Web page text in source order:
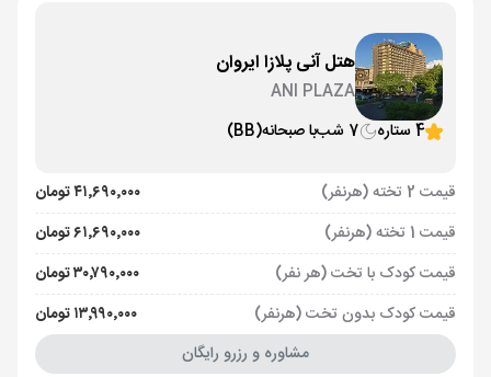
هتل آنی پلازا ایروان
ANI PLAZA
4 ستاره
7 شب با صبحانه(BB)
قیمت 2 تخته (هرنفر)
۴۱٬۶۹۰٬۰۰۰ تومان
قیمت 1 تخته (هرنفر)
۶۱٬۶۹۰٬۰۰۰ تومان
قیمت کودک با تخت (هر نفر)
۳۰٬۷۹۰٬۰۰۰ تومان
قیمت کودک بدون تخت (هرنفر)
۱۳٬۹۹۰٬۰۰۰ تومان
مشاوره و رزرو رایگان